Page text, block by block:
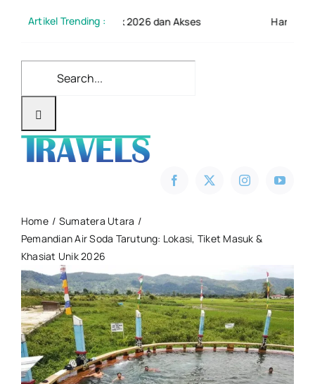
Artikel Trending :
Tiket Masuk 2026 dan Akses Harga Tiket Eco Green
Home
Sumatera Utara
Pemandian Air Soda Tarutung: Lokasi, Tiket Masuk &
Khasiat Unik 2026